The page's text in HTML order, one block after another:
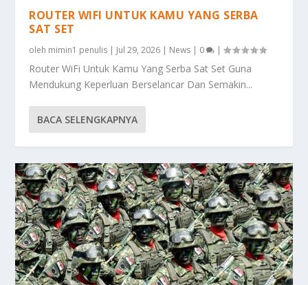
ROUTER WIFI UNTUK KAMU YANG SERBA
SAT SET
oleh mimin1 penulis | Jul 29, 2026 | News | 0 |
Router WiFi Untuk Kamu Yang Serba Sat Set Guna
Mendukung Keperluan Berselancar Dan Semakin...
BACA SELENGKAPNYA